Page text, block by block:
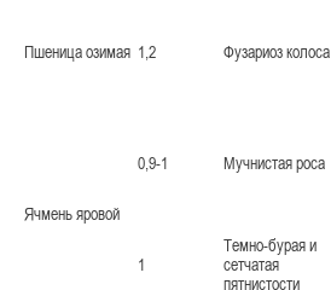
Пшеница озимая 1,2 Фузариоз колоса
Ячмень яровой
0,9-1 Мучнистая роса
1
Темно-бурая и
сетчатая
пятнистости